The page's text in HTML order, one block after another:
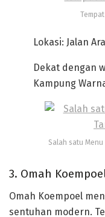
Lokasi: Jalan
Dekat dengan
Kampung
Salah satu Menu
3. Omah
Omah Koempoel
sentuhan modern.